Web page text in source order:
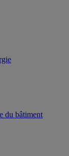
du bâtiment